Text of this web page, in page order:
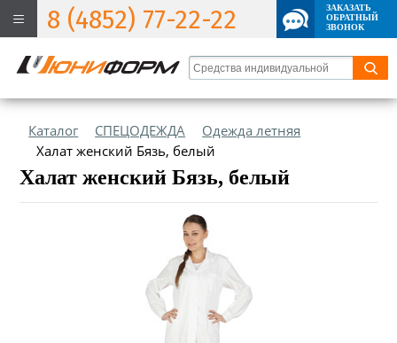
8 (4852) 77-22-22
ЗАКАЗАТЬ
ОБРАТНЫЙ
ЗВОНОК
Каталог СПЕЦОДЕЖДА
Одежда летняя
Халат женский Бязь, белый
Халат женский Бязь, белый